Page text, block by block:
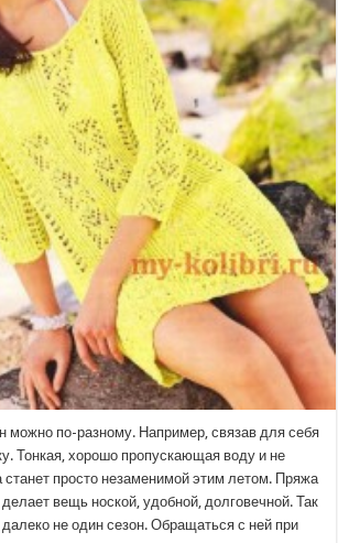
можно по-разному. Например, связав для себя
Тонкая, хорошо пропускающая воду и не
просто незаменимой этим летом. Пряжа
вещь ноской, удобной, долговечной. Так
не один сезон. Обращаться с ней при